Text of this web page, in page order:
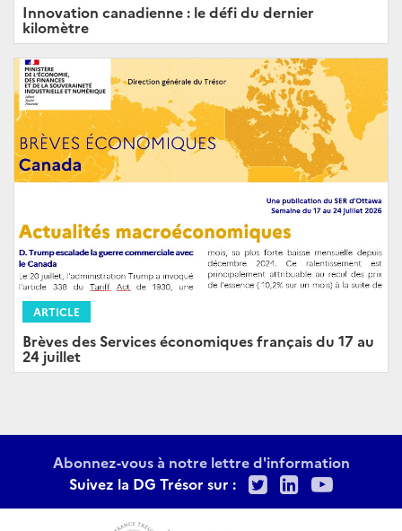
Innovation canadienne : le défi du dernier
kilomètre
ARTICLE
Brèves des Services économiques français du 17 au
24 juillet
Abonnez-vous à notre lettre d'information
Suivez la DG Trésor sur :
TwitterLinkedIn